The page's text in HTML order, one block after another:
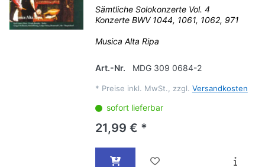
Sämtliche Solokonzerte Vol. 4
Konzerte BWV 1044, 1061, 1062, 971
Musica Alta Ripa
Art.-Nr. MDG 309 0684-2
* Preise inkl. MwSt., zzgl. Versandkosten
sofort lieferbar
21,99 € *